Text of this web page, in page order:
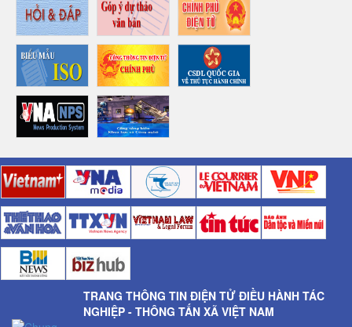
TRANG THÔNG TIN ĐIỆN TỬ ĐIỀU HÀNH TÁC
NGHIỆP - THÔNG TẤN XÃ VIỆT NAM